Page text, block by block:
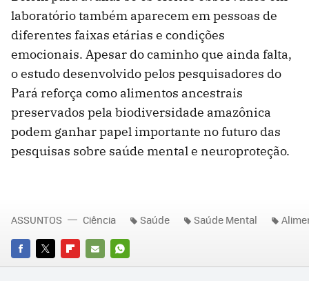
laboratório também aparecem em pessoas de
diferentes faixas etárias e condições
emocionais. Apesar do caminho que ainda falta,
o estudo desenvolvido pelos pesquisadores do
Pará reforça como alimentos ancestrais
preservados pela biodiversidade amazônica
podem ganhar papel importante no futuro das
pesquisas sobre saúde mental e neuroproteção.
FACEBOOK
TWITTERFLIPBOARD
E-
WHATSAPP
ASSUNTOS Ciência Saúde Saúde Mental